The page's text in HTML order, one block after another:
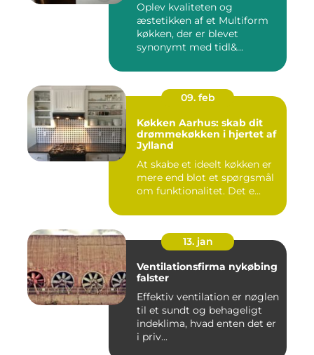
Oplev kvaliteten og
æstetikken af et Multiform
køkken, der er blevet
synonymt med tidl&...
09. feb
Køkken Aarhus: skab dit
drømmekøkken i hjertet af
Jylland
At skabe et ideelt køkken er
mere end blot et spørgsmål
om funktionalitet. Det e...
13. jan
Ventilationsfirma nykøbing
falster
Effektiv ventilation er nøglen
til et sundt og behageligt
indeklima, hvad enten det er
i priv...